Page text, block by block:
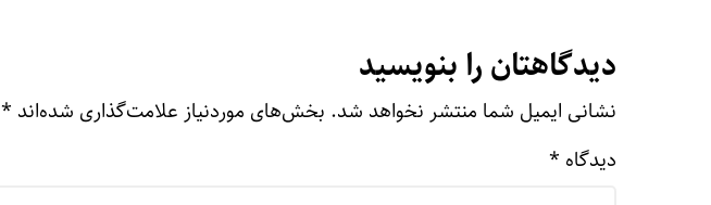
دیدگاهتان را بنویسید
نشانی ایمیل شما منتشر نخواهد شد. بخش‌های موردنیاز علامت‌گذاری شده‌اند *
دیدگاه *